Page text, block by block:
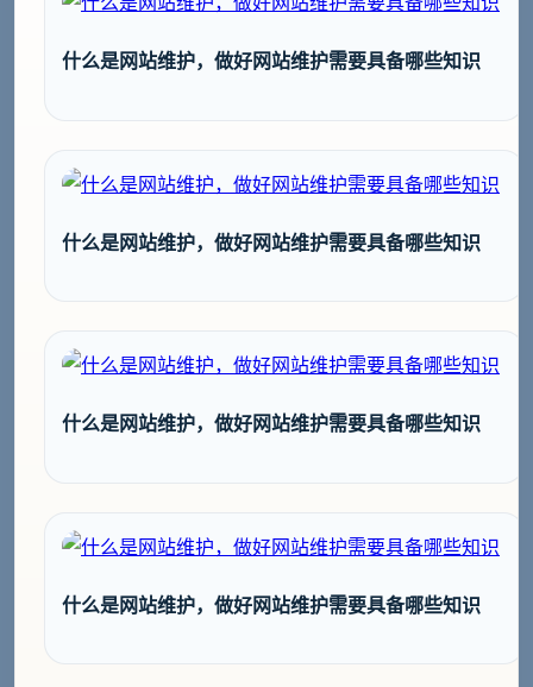
什么是网站维护，做好网站维护需要具备哪些知识
什么是网站维护，做好网站维护需要具备哪些知识
什么是网站维护，做好网站维护需要具备哪些知识
什么是网站维护，做好网站维护需要具备哪些知识